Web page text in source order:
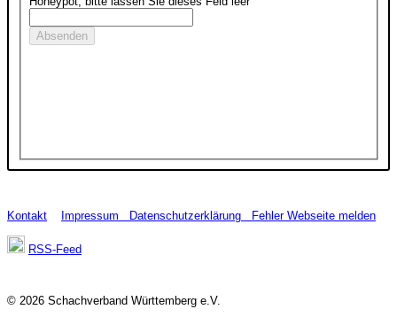
Kontakt Impressum Datenschutzerklärung Fehler Webseite melden
RSS-Feed
© 2026 Schachverband Württemberg e.V.